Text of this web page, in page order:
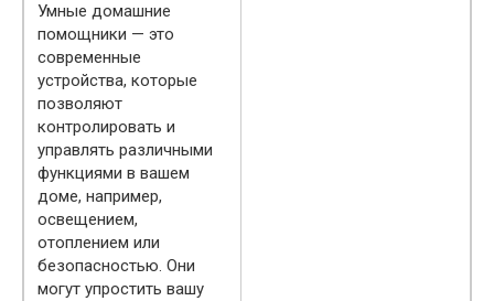
Умные домашние
помощники — это
современные
устройства, которые
позволяют
контролировать и
управлять различными
функциями в вашем
доме, например,
освещением,
отоплением или
безопасностью. Они
могут упростить вашу